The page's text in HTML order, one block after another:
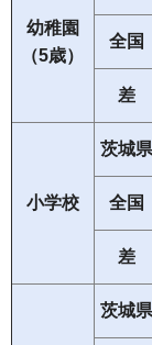
幼稚園
（5歳）
全国
差
小学校
茨城県
全国
差
茨城県